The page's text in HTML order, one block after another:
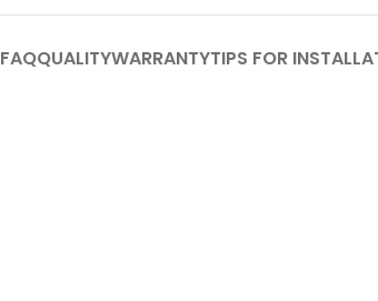
FAQQUALITYWARRANTYTIPS FOR